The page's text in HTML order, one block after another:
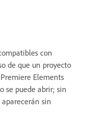
con
de que un proyecto
Elements
se puede abrir; sin
sin